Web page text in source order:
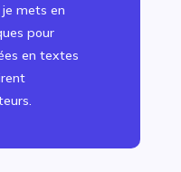
mets en
pour
en textes